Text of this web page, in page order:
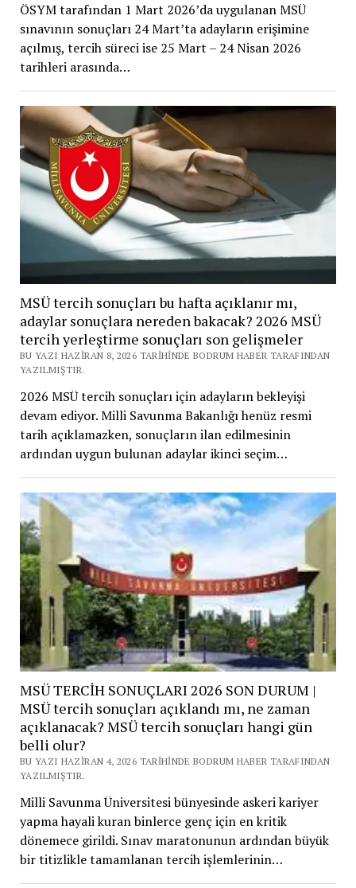
ÖSYM tarafından 1 Mart 2026’da uygulanan MSÜ
sınavının sonuçları 24 Mart’ta adayların erişimine
açılmış, tercih süreci ise 25 Mart – 24 Nisan 2026
tarihleri arasında…
MSÜ tercih sonuçları bu hafta açıklanır mı,
adaylar sonuçlara nereden bakacak? 2026 MSÜ
tercih yerleştirme sonuçları son gelişmeler
BU YAZI HAZIRAN 8, 2026 TARIHINDE BODRUM HABER TARAFINDAN
YAZILMIŞTIR.
2026 MSÜ tercih sonuçları için adayların bekleyişi
devam ediyor. Milli Savunma Bakanlığı henüz resmi
tarih açıklamazken, sonuçların ilan edilmesinin
ardından uygun bulunan adaylar ikinci seçim…
MSÜ TERCİH SONUÇLARI 2026 SON DURUM |
MSÜ tercih sonuçları açıklandı mı, ne zaman
açıklanacak? MSÜ tercih sonuçları hangi gün
belli olur?
BU YAZI HAZIRAN 4, 2026 TARIHINDE BODRUM HABER TARAFINDAN
YAZILMIŞTIR.
Milli Savunma Üniversitesi bünyesinde askeri kariyer
yapma hayali kuran binlerce genç için en kritik
dönemece girildi. Sınav maratonunun ardından büyük
bir titizlikle tamamlanan tercih işlemlerinin…